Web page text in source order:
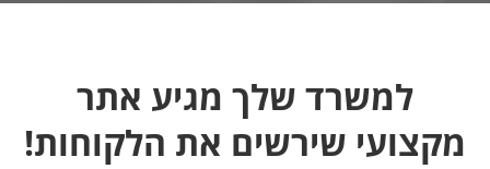
למשרד שלך מגיע אתר
מקצועי שירשים את הלקוחות!